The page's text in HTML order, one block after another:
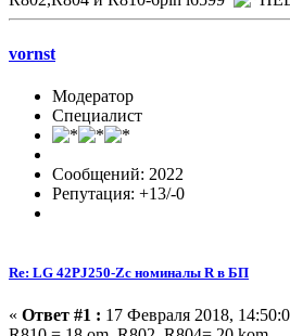
vornst
Модератор
Специалист
Сообщений: 2022
Репутация: +13/-0
Re: LG 42PJ250-Zc номиналы R в БП
« Ответ #1 : 17 Февраля 2018,